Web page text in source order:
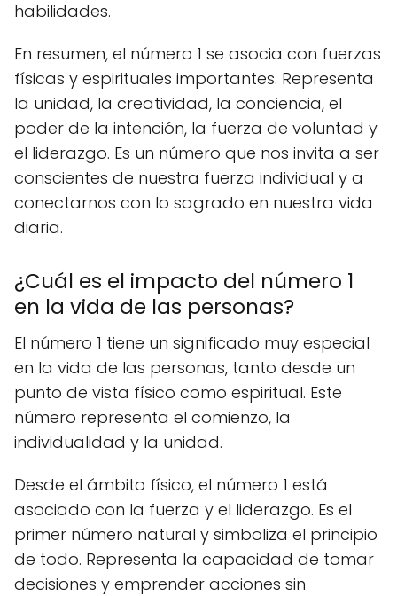
habilidades.
En resumen, el número 1 se asocia con fuerzas
físicas y espirituales importantes. Representa
la unidad, la creatividad, la conciencia, el
poder de la intención, la fuerza de voluntad y
el liderazgo. Es un número que nos invita a ser
conscientes de nuestra fuerza individual y a
conectarnos con lo sagrado en nuestra vida
diaria.
¿Cuál es el impacto del número 1
en la vida de las personas?
El número 1 tiene un significado muy especial
en la vida de las personas, tanto desde un
punto de vista físico como espiritual. Este
número representa el comienzo, la
individualidad y la unidad.
Desde el ámbito físico, el número 1 está
asociado con la fuerza y el liderazgo. Es el
primer número natural y simboliza el principio
de todo. Representa la capacidad de tomar
decisiones y emprender acciones sin